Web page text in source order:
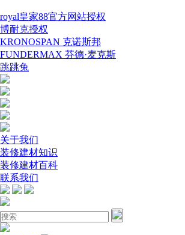
royal皇家88官方网站授权
博耐克授权
KRONOSPAN 克诺斯邦
FUNDERMAX 芬德·麦克斯
跳跳兔
关于我们
装修建材知识
装修建材百科
联系我们